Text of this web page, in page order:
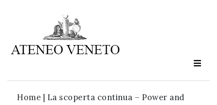
Home | La scoperta continua – Power and
Ateneo
è
cultura